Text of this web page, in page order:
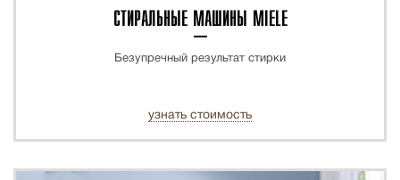
СТИРАЛЬНЫЕ МАШИНЫ MIELE
Безупречный результат стирки
узнать стоимость